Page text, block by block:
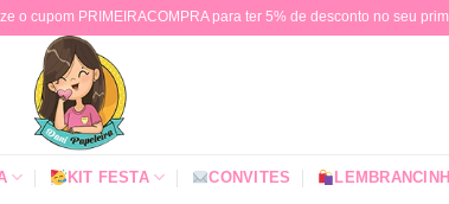
o cupom PRIMEIRACOMPRA para ter 5% de desconto no seu
KIT FESTA CONVITES